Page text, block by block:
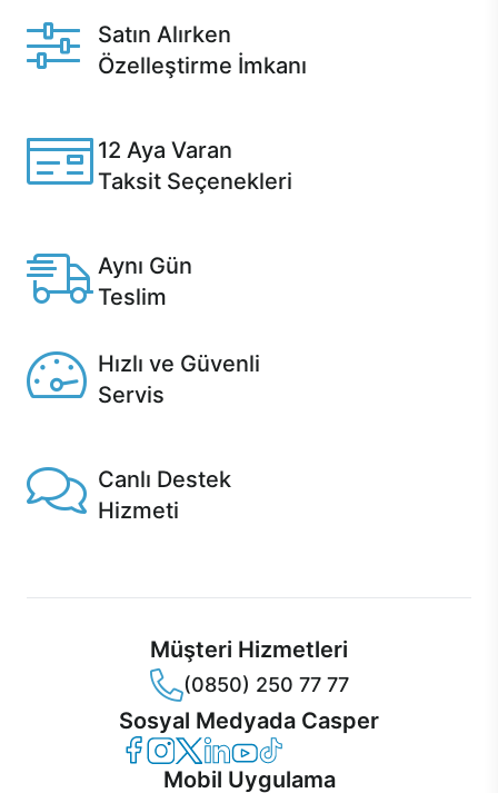
Satın Alırken
Özelleştirme İmkanı
12 Aya Varan
Taksit Seçenekleri
Aynı Gün
Teslim
Hızlı ve Güvenli
Servis
Canlı Destek
Hizmeti
Müşteri Hizmetleri
(0850) 250 77 77
Sosyal Medyada Casper
Casper Facebook
Casper Instagram
Casper Twitter
Casper LinkedIn
Casper YouTube
Casper TikTok
Mobil Uygulama